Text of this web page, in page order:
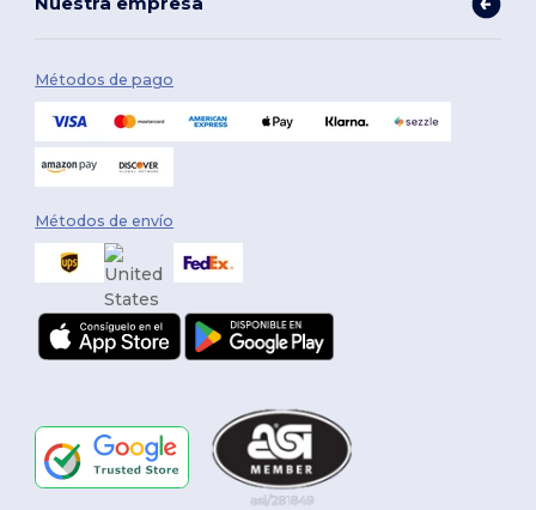
Métodos de pago
Métodos de envío